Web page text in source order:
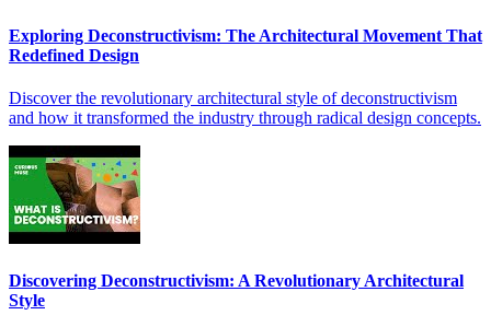
Exploring Deconstructivism: The Architectural Movement That
Redefined Design
Discover the revolutionary architectural style of deconstructivism
and how it transformed the industry through radical design concepts.
Discovering Deconstructivism: A Revolutionary Architectural
Style